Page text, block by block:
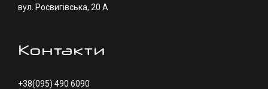
вул. Росвигівська, 20 А
Контакти
+38(095) 490 6090